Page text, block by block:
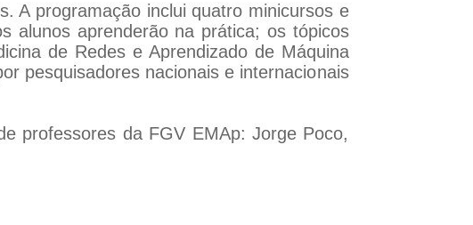
A programação inclui quatro minicursos e
alunos aprenderão na prática; os tópicos
de Redes e Aprendizado de Máquina
pesquisadores nacionais e internacionais
professores da FGV EMAp: Jorge Poco,